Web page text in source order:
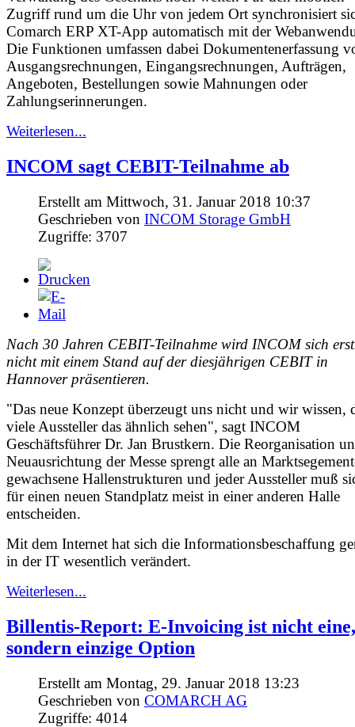
Zugriff rund um die Uhr von jedem Ort synchronisiert
Comarch ERP XT-App automatisch mit der
Die Funktionen umfassen dabei Dokumentenerfassung
Ausgangsrechnungen, Eingangsrechnungen, Aufträgen,
Angeboten, Bestellungen sowie Mahnungen oder
Zahlungserinnerungen.
Weiterlesen...
INCOM sagt CEBIT-Teilnahme ab
Erstellt am Mittwoch, 31. Januar 2018 10:37
Geschrieben von INCOM Storage GmbH
Zugriffe: 3707
Nach 30 Jahren CEBIT-Teilnahme wird INCOM sich
nicht mit einem Stand auf der diesjährigen CEBIT in
Hannover präsentieren.
"Das neue Konzept überzeugt uns nicht und wir wissen,
viele Aussteller das ähnlich sehen", sagt INCOM
Geschäftsführer Dr. Jan Brustkern. Die Reorganisation
Neuausrichtung der Messe sprengt alle an
gewachsene Hallenstrukturen und jeder Aussteller muß
für einen neuen Standplatz meist in einer anderen Halle
entscheiden.
Mit dem Internet hat sich die Informationsbeschaffung
in der IT wesentlich verändert.
Weiterlesen...
Billentis-Report: E-Invoicing ist nicht eine,
sondern einzige Option
Erstellt am Montag, 29. Januar 2018 13:23
Geschrieben von COMARCH AG
Zugriffe: 4014